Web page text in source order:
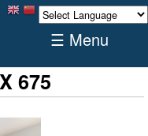
☰ Menu
675